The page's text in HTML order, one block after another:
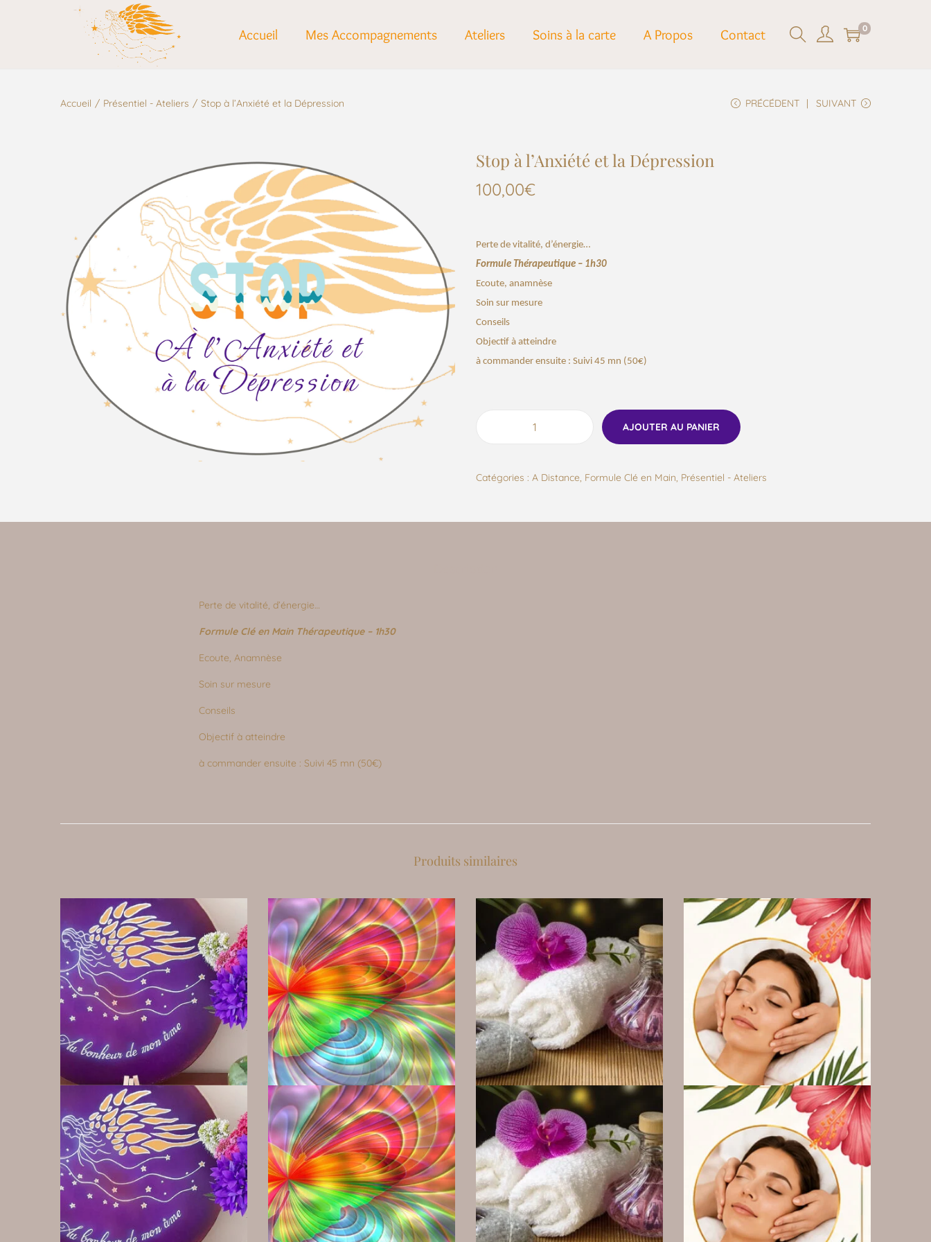
Accueil Mes Accompagnements Ateliers Soins à la carte A Propos Contact 0
Accueil / Présentiel - Ateliers / Stop à l’Anxiété et la Dépression PRÉCÉDENT SUIVANT
Stop à l’Anxiété et la Dépression
100,00€
Perte de vitalité, d’énergie…
Formule Thérapeutique – 1h30
Ecoute, anamnèse
Soin sur mesure
Conseils
Objectif à atteindre
à commander ensuite : Suivi 45 mn (50€)
AJOUTER AU PANIER
Catégories : A Distance, Formule Clé en Main, Présentiel - Ateliers
Perte de vitalité, d’énergie…
Formule Clé en Main Thérapeutique – 1h30
Ecoute, Anamnèse
Soin sur mesure
Conseils
Objectif à atteindre
à commander ensuite : Suivi 45 mn (50€)
Produits similaires